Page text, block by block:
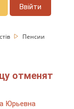
Ввійти
Пенсии
отменят
Юрьевна